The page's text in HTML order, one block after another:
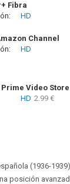
Fibra
hasta el Vie, 01 Ene
HD
Channel
HD
Video Store
HD 2.99 €
(1936-
posición